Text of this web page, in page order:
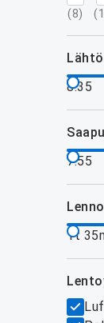
(8) (
lähtö
8.35
7.55
1t